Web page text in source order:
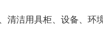
清洁用具柜、设备、环